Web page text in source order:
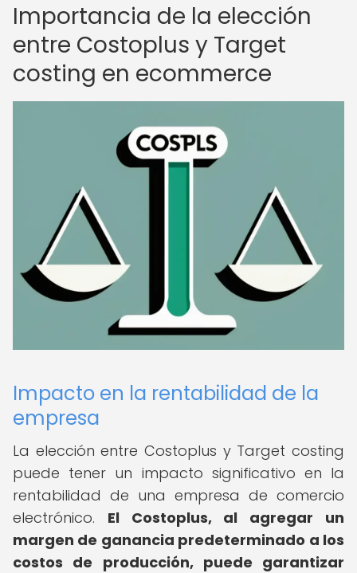
Importancia de la elección
entre Costoplus y Target
costing en ecommerce
Impacto en la rentabilidad de la
empresa
La elección entre Costoplus y Target costing
puede tener un impacto significativo en la
rentabilidad de una empresa de comercio
electrónico. El Costoplus, al agregar un
margen de ganancia predeterminado a los
costos de producción, puede garantizar